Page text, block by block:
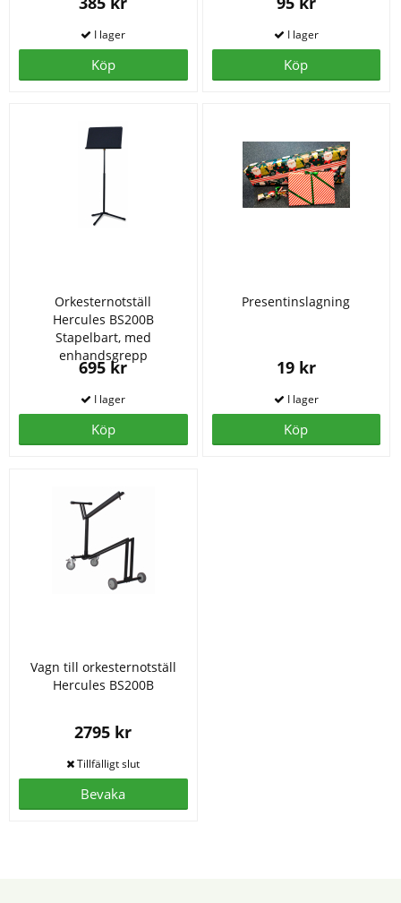
Köp Köp
Orkesternotställ
Hercules BS200B
Stapelbart, med
enhandsgrepp
695 kr
Köp
Presentinslagning
19 kr
Köp
Vagn till orkesternotställ
Hercules BS200B
2795 kr
Bevaka